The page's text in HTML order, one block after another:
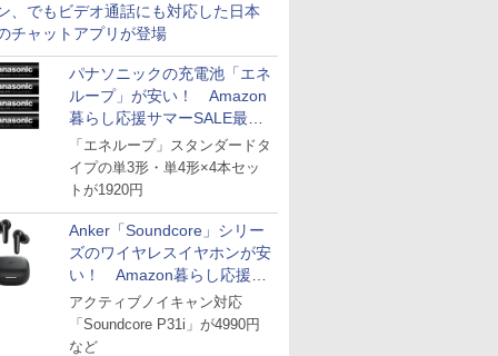
、でもビデオ通話にも対応した日本
チャットアプリが登場
パナソニックの充電池「エネ
ループ」が安い！ Amazon
暮らし応援サマーSALE最終
日
「エネループ」スタンダードタ
イプの単3形・単4形×4本セッ
トが1920円
Anker「Soundcore」シリー
ズのワイヤレスイヤホンが安
い！ Amazon暮らし応援サ
マーSALE
アクティブノイキャン対応
「Soundcore P31i」が4990円
など